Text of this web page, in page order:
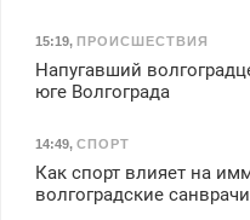
15:19, ПРОИСШЕСТВИЯ
Напугавший
юге Волгограда
14:49, СПОРТ
Как спорт влияет на
волгоградские санврачи